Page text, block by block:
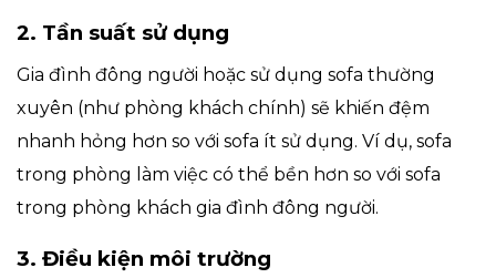
2. Tần suất sử dụng
Gia đình đông người hoặc sử dụng sofa thường
xuyên (như phòng khách chính) sẽ khiến đệm
nhanh hỏng hơn so với sofa ít sử dụng. Ví dụ, sofa
trong phòng làm việc có thể bền hơn so với sofa
trong phòng khách gia đình đông người.
3. Điều kiện môi trường